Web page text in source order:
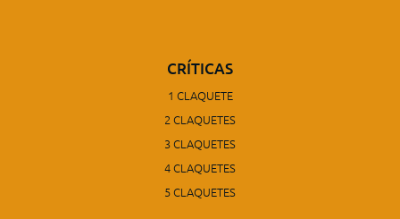
CRÍTICAS
1 CLAQUETE
2 CLAQUETES
3 CLAQUETES
4 CLAQUETES
5 CLAQUETES